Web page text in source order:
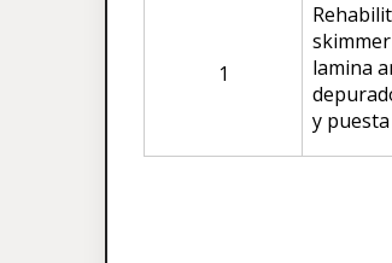
1
lamina
y